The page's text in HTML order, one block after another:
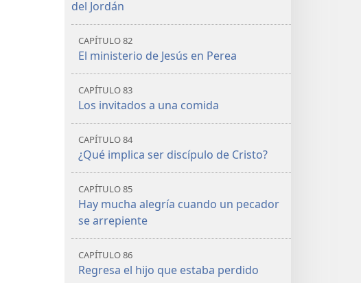
del Jordán
CAPÍTULO 82
El ministerio de Jesús en Perea
CAPÍTULO 83
Los invitados a una comida
CAPÍTULO 84
¿Qué implica ser discípulo de Cristo?
CAPÍTULO 85
Hay mucha alegría cuando un pecador
se arrepiente
CAPÍTULO 86
Regresa el hijo que estaba perdido